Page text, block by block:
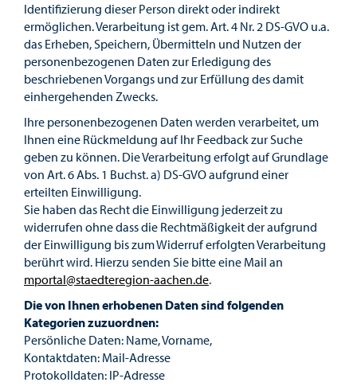
Identifizierung dieser Person direkt oder indirekt
ermöglichen. Verarbeitung ist gem. Art. 4 Nr. 2 DS-GVO u.a.
das Erheben, Speichern, Übermitteln und Nutzen der
personenbezogenen Daten zur Erledigung des
beschriebenen Vorgangs und zur Erfüllung des damit
einhergehenden Zwecks.
Ihre personenbezogenen Daten werden verarbeitet, um
Ihnen eine Rückmeldung auf Ihr Feedback zur Suche
geben zu können. Die Verarbeitung erfolgt auf Grundlage
von Art. 6 Abs. 1 Buchst. a) DS-GVO aufgrund einer
erteilten Einwilligung.
Sie haben das Recht die Einwilligung jederzeit zu
widerrufen ohne dass die Rechtmäßigkeit der aufgrund
der Einwilligung bis zum Widerruf erfolgten Verarbeitung
berührt wird. Hierzu senden Sie bitte eine Mail an
mportal@staedteregion-aachen.de.
Die von Ihnen erhobenen Daten sind folgenden
Kategorien zuzuordnen:
Persönliche Daten: Name, Vorname,
Kontaktdaten: Mail-Adresse
Protokolldaten: IP-Adresse